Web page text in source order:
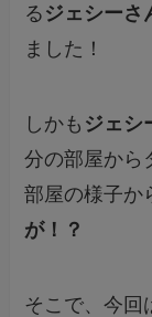
る ジェシーさ
ました！
しかも ジェシ
分の部屋から
部屋の様子か
が！？
そこで、今回